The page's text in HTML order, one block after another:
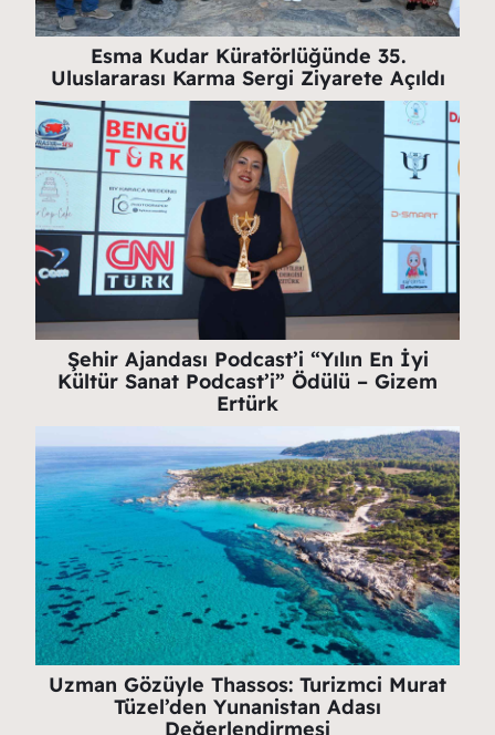
Esma Kudar Küratörlüğünde 35.
Uluslararası Karma Sergi Ziyarete Açıldı
Şehir Ajandası Podcast’i “Yılın En İyi
Kültür Sanat Podcast’i” Ödülü – Gizem
Ertürk
Uzman Gözüyle Thassos: Turizmci Murat
Tüzel’den Yunanistan Adası
Değerlendirmesi